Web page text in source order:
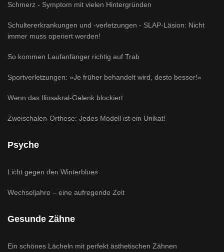
Schmerz - Symptom mit vielen Hintergründen
Schultererkrankungen und -verletzungen - SLAP-Läsion: Nicht
immer muss operiert werden!
So kommen Laufanfänger richtig auf Trab
Sportverletzungen: »Je früher behandelt wird, desto besser!«
Wenn das Iliosakral-Gelenk blockiert
Zweischalen-Orthese: Jedes Modell ist ein Unikat!
Psyche
Licht gegen den Winterblues
Wechseljahre – eine aufregende Zeit
Gesunde Zähne
Ein schönes Lächeln mit perfekt ästhetischen Zähnen